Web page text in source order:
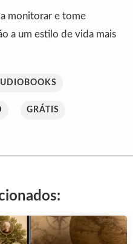
monitorar e tome
a um estilo de vida mais
GRÁTIS